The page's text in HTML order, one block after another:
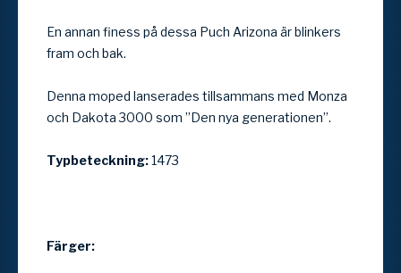
En annan finess på dessa Puch Arizona är blinkers
fram och bak.
Denna moped lanserades tillsammans med Monza
och Dakota 3000 som ”Den nya generationen”.
Typbeteckning:1473
Färger: